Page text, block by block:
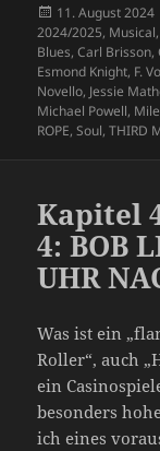
Veröffentlicht
am
11. August 2024
2024/2025, Musical,
Blues,Carl Brisson,
Esmond Knight, F.
Novello, Jessie
Michael Powell,
ROPE,Soul,THIRD
Kapitel
4: BOB
UHR
Was ist ein
Roller“, auch
ein
besonders
ich eines